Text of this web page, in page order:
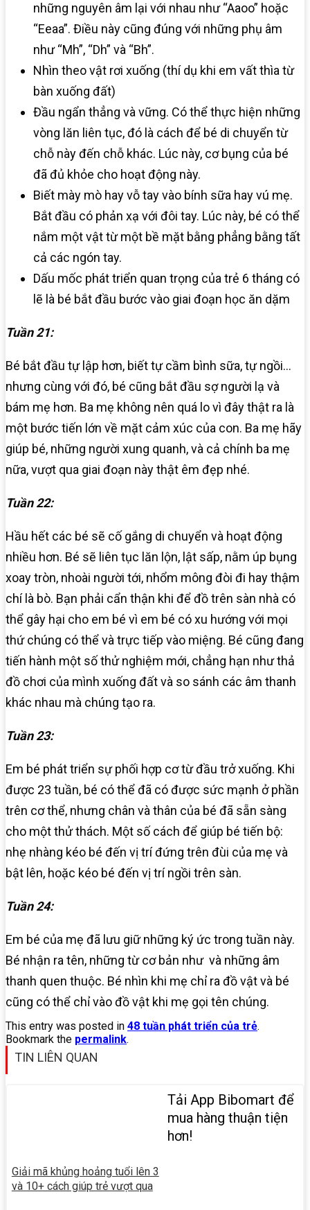
những nguyên âm lại với nhau như “Aaoo” hoặc
“Eeaa”. Điều này cũng đúng với những phụ âm
như “Mh”, “Dh” và “Bh”.
Nhìn theo vật rơi xuống (thí dụ khi em vất thìa từ
bàn xuống đất)
Đầu ngẩn thẳng và vững. Có thể thực hiện những
vòng lăn liên tục, đó là cách để bé di chuyển từ
chỗ này đến chỗ khác. Lúc này, cơ bụng của bé
đã đủ khỏe cho hoạt động này.
Biết mày mò hay vỗ tay vào bính sữa hay vú mẹ.
Bắt đầu có phản xạ với đôi tay. Lúc này, bé có thể
nắm một vật từ một bề mặt bằng phẳng bằng tất
cả các ngón tay.
Dấu mốc phát triển quan trọng của trẻ 6 tháng có
lẽ là bé bắt đầu bước vào giai đoạn học ăn dặm
Tuần 21:
Bé bắt đầu tự lập hơn, biết tự cầm bình sữa, tự ngồi…
nhưng cùng với đó, bé cũng bắt đầu sợ người lạ và
bám mẹ hơn. Ba mẹ không nên quá lo vì đây thật ra là
một bước tiến lớn về mặt cảm xúc của con. Ba mẹ hãy
giúp bé, những người xung quanh, và cả chính ba mẹ
nữa, vượt qua giai đoạn này thật êm đẹp nhé.
Tuần 22:
Hầu hết các bé sẽ cố gắng di chuyển và hoạt động
nhiều hơn. Bé sẽ liên tục lăn lộn, lật sấp, nằm úp bụng
xoay tròn, nhoài người tới, nhổm mông đòi đi hay thậm
chí là bò. Bạn phải cẩn thận khi để đồ trên sàn nhà có
thể gây hại cho em bé vì em bé có xu hướng với mọi
thứ chúng có thể và trực tiếp vào miệng. Bé cũng đang
tiến hành một số thử nghiệm mới, chẳng hạn như thả
đồ chơi của mình xuống đất và so sánh các âm thanh
khác nhau mà chúng tạo ra.
Tuần 23:
Em bé phát triển sự phối hợp cơ từ đầu trở xuống. Khi
được 23 tuần, bé có thể đã có được sức mạnh ở phần
trên cơ thể, nhưng chân và thân của bé đã sẵn sàng
cho một thử thách. Một số cách để giúp bé tiến bộ:
nhẹ nhàng kéo bé đến vị trí đứng trên đùi của mẹ và
bật lên, hoặc kéo bé đến vị trí ngồi trên sàn.
Tuần 24:
Em bé của mẹ đã lưu giữ những ký ức trong tuần này.
Bé nhận ra tên, những từ cơ bản như và những âm
thanh quen thuộc. Bé nhìn khi mẹ chỉ ra đồ vật và bé
cũng có thể chỉ vào đồ vật khi mẹ gọi tên chúng.
This entry was posted in 48 tuần phát triển của trẻ.
Bookmark the permalink.
TIN LIÊN QUAN
Giải mã khủng hoảng tuổi lên 3
và 10+ cách giúp trẻ vượt qua
Tải App Bibomart để
mua hàng thuận tiện
hơn!